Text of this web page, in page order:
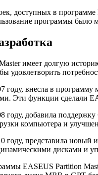
доступных в
программы
имеет долгую
удовлетворить
году, внесла в
Эти функции сделали
году, добавила
компьютера и
году, представила новый
дисками и
EASEUS Partition